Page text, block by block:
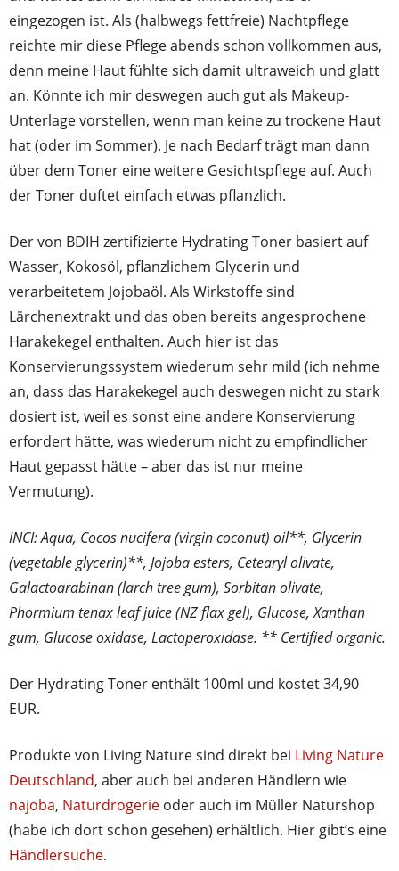
eingezogen ist. Als (halbwegs fettfreie) Nachtpflege
reichte mir diese Pflege abends schon vollkommen aus,
denn meine Haut fühlte sich damit ultraweich und glatt
an. Könnte ich mir deswegen auch gut als Makeup-
Unterlage vorstellen, wenn man keine zu trockene Haut
hat (oder im Sommer). Je nach Bedarf trägt man dann
über dem Toner eine weitere Gesichtspflege auf. Auch
der Toner duftet einfach etwas pflanzlich.
Der von BDIH zertifizierte Hydrating Toner basiert auf
Wasser, Kokosöl, pflanzlichem Glycerin und
verarbeitetem Jojobaöl. Als Wirkstoffe sind
Lärchenextrakt und das oben bereits angesprochene
Harakekegel enthalten. Auch hier ist das
Konservierungssystem wiederum sehr mild (ich nehme
an, dass das Harakekegel auch deswegen nicht zu stark
dosiert ist, weil es sonst eine andere Konservierung
erfordert hätte, was wiederum nicht zu empfindlicher
Haut gepasst hätte – aber das ist nur meine
Vermutung).
INCI: Aqua, Cocos nucifera (virgin coconut) oil**, Glycerin
(vegetable glycerin)**, Jojoba esters, Cetearyl olivate,
Galactoarabinan (larch tree gum), Sorbitan olivate,
Phormium tenax leaf juice (NZ flax gel), Glucose, Xanthan
gum, Glucose oxidase, Lactoperoxidase. ** Certified organic.
Der Hydrating Toner enthält 100ml und kostet 34,90
EUR.
Produkte von Living Nature sind direkt bei Living Nature
Deutschland, aber auch bei anderen Händlern wie
najoba, Naturdrogerie oder auch im Müller Naturshop
(habe ich dort schon gesehen) erhältlich. Hier gibt’s eine
Händlersuche.